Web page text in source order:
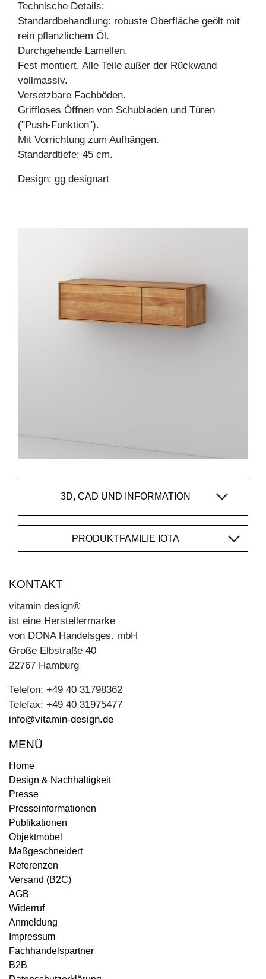
Technische Details:
Standardbehandlung: robuste Oberfläche geölt mit
rein pflanzlichem Öl.
Durchgehende Lamellen.
Fest montiert. Alle Teile außer der Rückwand
vollmassiv.
Versetzbare Fachböden.
Griffloses Öffnen von Schubladen und Türen
("Push-Funktion").
Mit Vorrichtung zum Aufhängen.
Standardtiefe: 45 cm.
Design: gg designart
3D, CAD UND INFORMATION
PRODUKTFAMILIE IOTA
KONTAKT
vitamin design®
ist eine Herstellermarke
von DONA Handelsges. mbH
Große Elbstraße 40
22767 Hamburg
Telefon: +49 40 31798362
Telefax: +49 40 31975477
info@vitamin-design.de
MENÜ
Home
Design & Nachhaltigkeit
Presse
Presseinformationen
Publikationen
Objektmöbel
Maßgeschneidert
Referenzen
Versand (B2C)
AGB
Widerruf
Anmeldung
Impressum
Fachhandelspartner
B2B